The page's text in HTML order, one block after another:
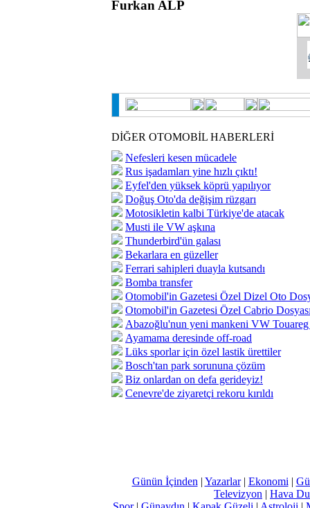
Furkan ALP
DİĞER OTOMOBİL HABERLERİ
Nefesleri kesen mücadele
Rus işadamları yine hızlı çıktı!
Eyfel'den yüksek köprü yapılıyor
Doğuş Oto'da değişim rüzgarı
Motosikletin kalbi Türkiye'de atacak
Musti ile VW aşkına
Thunderbird'ün galası
Bekarlara en güzeller
Ferrari sahipleri duayla kutsandı
Bomba transfer
Otomobil'in Gazetesi Özel Dizel Oto
Otomobil'in Gazetesi Özel Cabrio
Abazoğlu'nun yeni mankeni VW
Ayamama deresinde off-road
Lüks sporlar için özel lastik ürettiler
Bosch'tan park sorununa çözüm
Biz onlardan on defa gerideyiz!
Cenevre'de ziyaretçi rekoru kırıldı
Günün İçinden | Yazarlar| Ekonomi |
Televizyon | Hava